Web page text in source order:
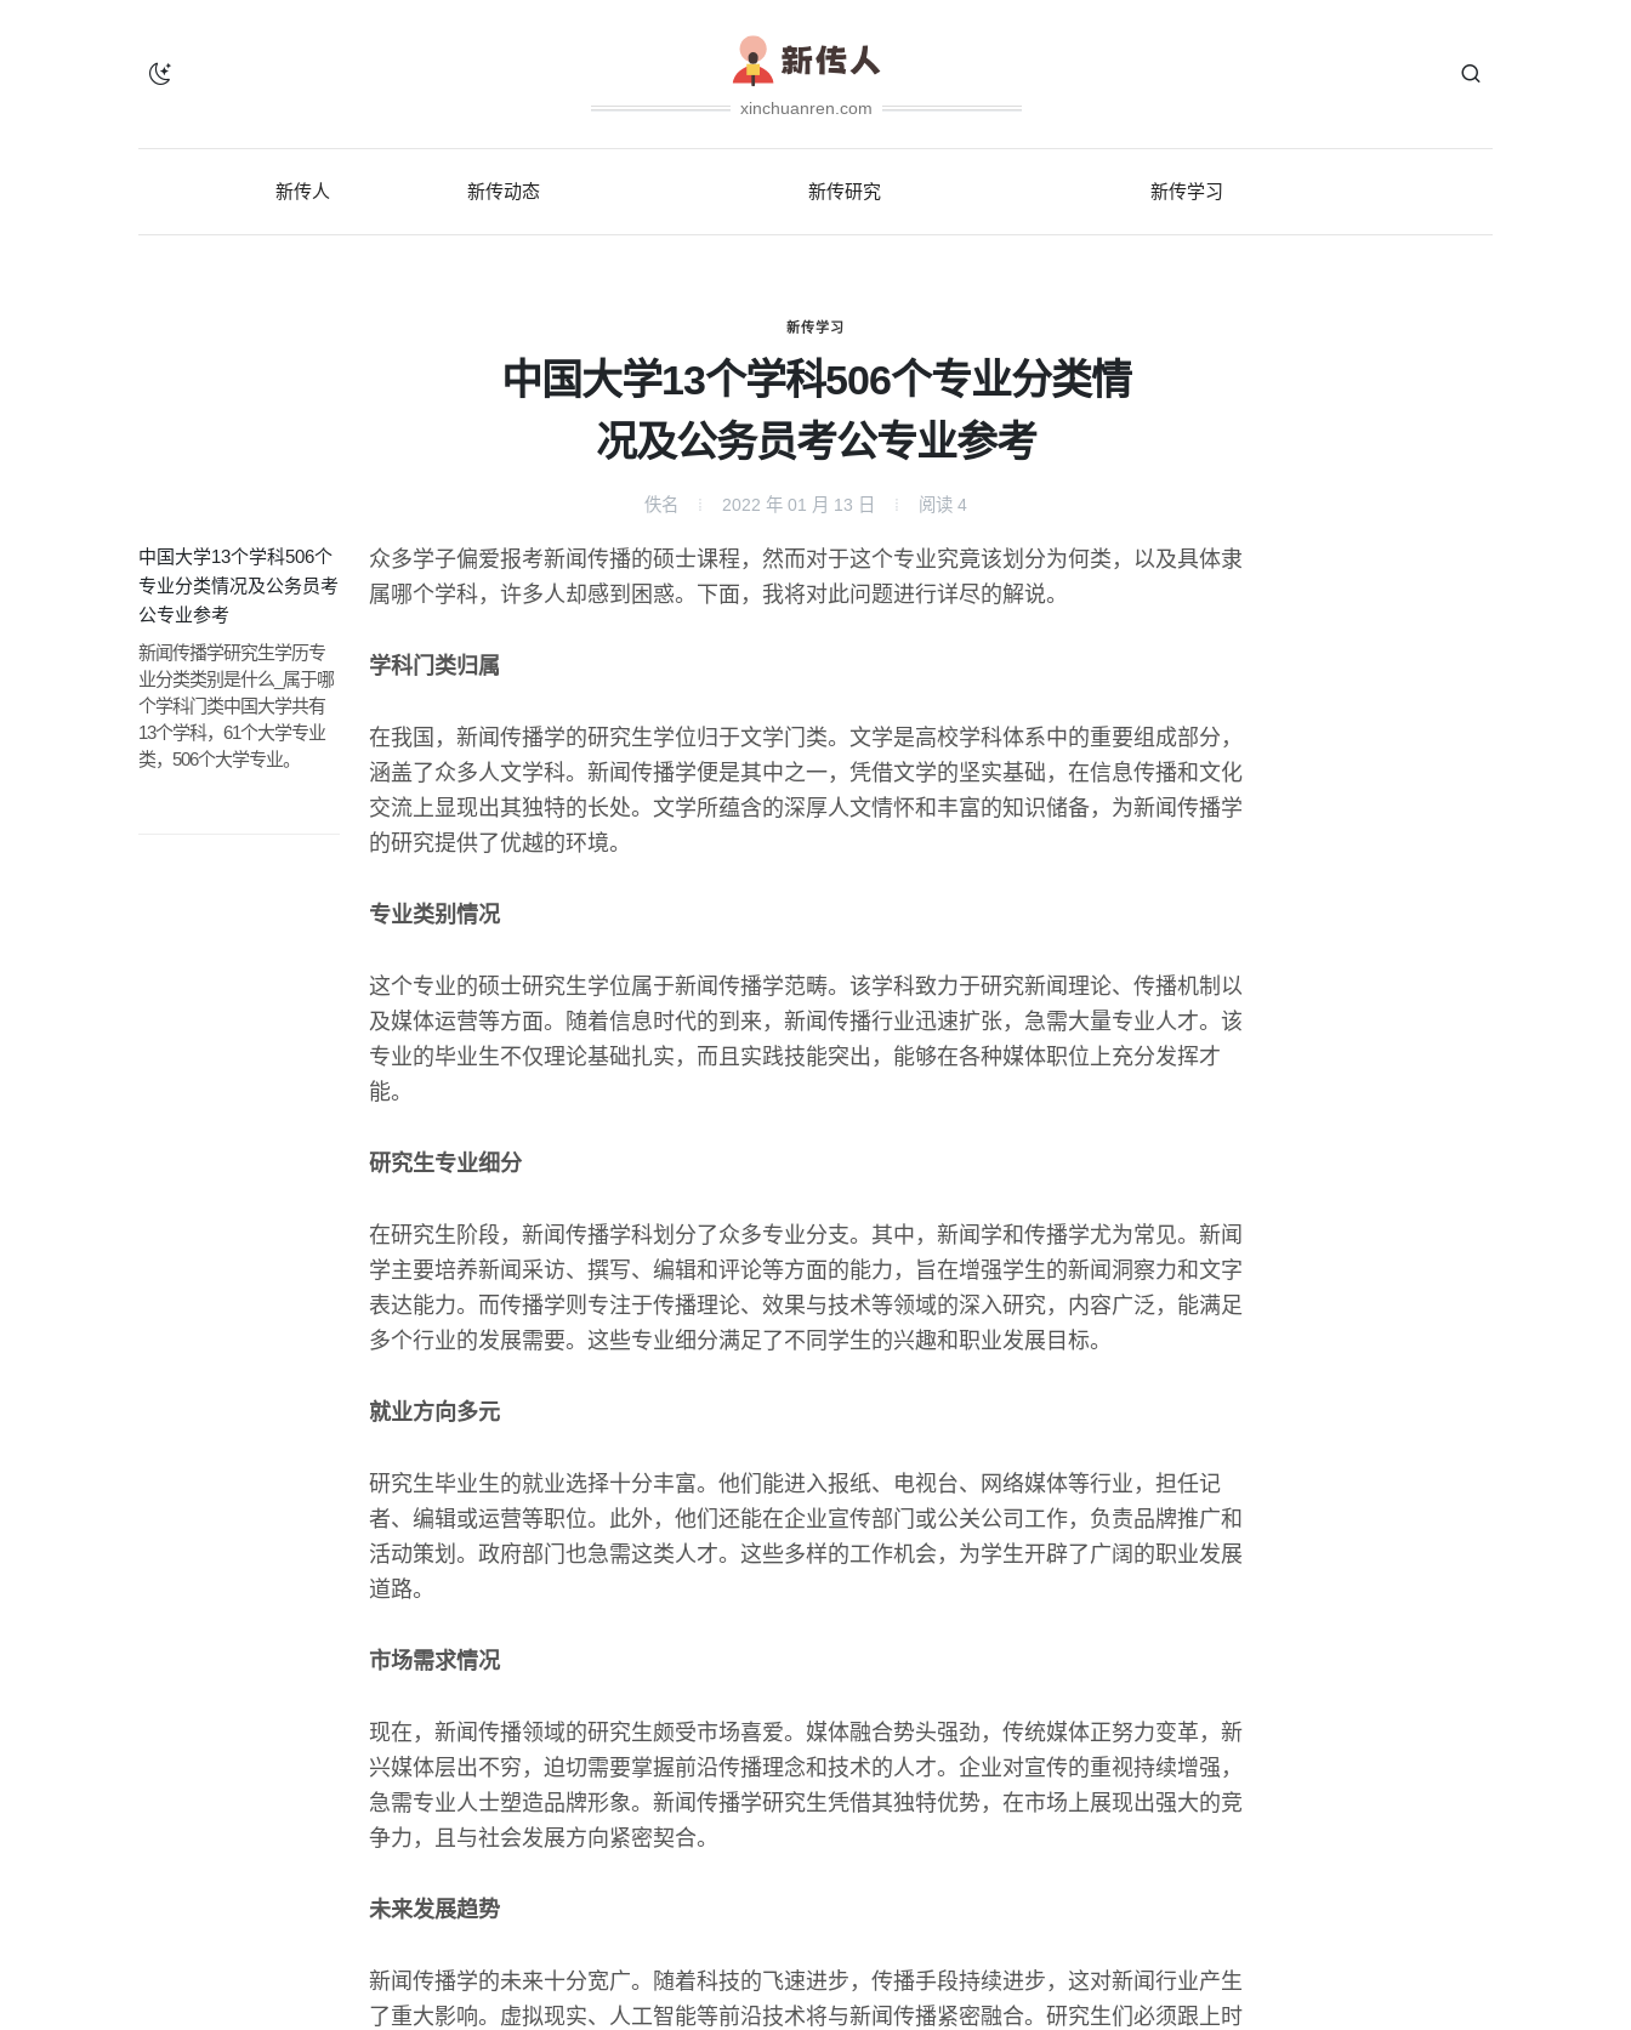
xinchuanren.com
新传人 新传动态 新传研究 新传学习
新传学习
中国大学13个学科506个专业分类情
况及公务员考公专业参考
佚名 2022 年 01 月 13 日 阅读 4
中国大学13个学科506个
专业分类情况及公务员考
公专业参考
新闻传播学研究生学历专
业分类类别是什么_属于哪
个学科门类中国大学共有
13个学科，61个大学专业
类，506个大学专业。
众多学子偏爱报考新闻传播的硕士课程，然而对于这个专业究竟该划分为何类，以及具体隶
属哪个学科，许多人却感到困惑。下面，我将对此问题进行详尽的解说。
学科门类归属
在我国，新闻传播学的研究生学位归于文学门类。文学是高校学科体系中的重要组成部分，
涵盖了众多人文学科。新闻传播学便是其中之一，凭借文学的坚实基础，在信息传播和文化
交流上显现出其独特的长处。文学所蕴含的深厚人文情怀和丰富的知识储备，为新闻传播学
的研究提供了优越的环境。
专业类别情况
这个专业的硕士研究生学位属于新闻传播学范畴。该学科致力于研究新闻理论、传播机制以
及媒体运营等方面。随着信息时代的到来，新闻传播行业迅速扩张，急需大量专业人才。该
专业的毕业生不仅理论基础扎实，而且实践技能突出，能够在各种媒体职位上充分发挥才
能。
研究生专业细分
在研究生阶段，新闻传播学科划分了众多专业分支。其中，新闻学和传播学尤为常见。新闻
学主要培养新闻采访、撰写、编辑和评论等方面的能力，旨在增强学生的新闻洞察力和文字
表达能力。而传播学则专注于传播理论、效果与技术等领域的深入研究，内容广泛，能满足
多个行业的发展需要。这些专业细分满足了不同学生的兴趣和职业发展目标。
就业方向多元
研究生毕业生的就业选择十分丰富。他们能进入报纸、电视台、网络媒体等行业，担任记
者、编辑或运营等职位。此外，他们还能在企业宣传部门或公关公司工作，负责品牌推广和
活动策划。政府部门也急需这类人才。这些多样的工作机会，为学生开辟了广阔的职业发展
道路。
市场需求情况
现在，新闻传播领域的研究生颇受市场喜爱。媒体融合势头强劲，传统媒体正努力变革，新
兴媒体层出不穷，迫切需要掌握前沿传播理念和技术的人才。企业对宣传的重视持续增强，
急需专业人士塑造品牌形象。新闻传播学研究生凭借其独特优势，在市场上展现出强大的竞
争力，且与社会发展方向紧密契合。
未来发展趋势
新闻传播学的未来十分宽广。随着科技的飞速进步，传播手段持续进步，这对新闻行业产生
了重大影响。虚拟现实、人工智能等前沿技术将与新闻传播紧密融合。研究生们必须跟上时